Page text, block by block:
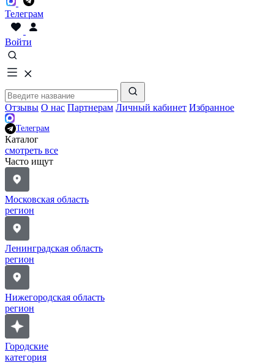
Телеграм
Войти
Отзывы О нас Партнерам Личный кабинет Избранное
Телеграм
Каталог
смотреть все
Часто ищут
Московская область
регион
Ленинградская область
регион
Нижегородская область
регион
Городские
категория